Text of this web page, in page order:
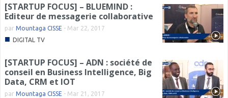
[STARTUP FOCUS] – BLUEMIND :
Editeur de messagerie collaborative
par Mountaga CISSE - Mar 22, 2017
■ DIGITAL TV
[STARTUP FOCUS] – ADN : société de
conseil en Business Intelligence, Big
Data, CRM et IOT
par Mountaga CISSE - Mar 21, 2017